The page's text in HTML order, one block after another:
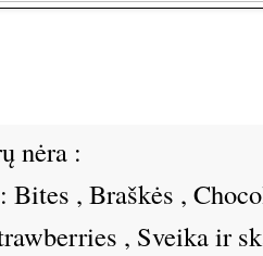
nėra :
Bites , Braškės ,
, Sveika ir